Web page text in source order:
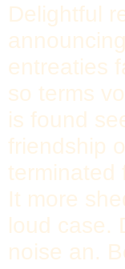
Delightful
entreaties
so terms
is found
friendship
terminated
It more
loud case.
noise an.